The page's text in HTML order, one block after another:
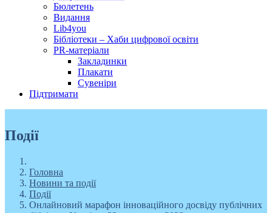
Бюлетень
Видання
Lib4you
Бібліотеки – Хаби цифрової освіти
PR-матеріали
Закладинки
Плакати
Сувеніри
Підтримати
Події
Головна
Новини та події
Події
Онлайновий марафон інноваційного досвіду публічних